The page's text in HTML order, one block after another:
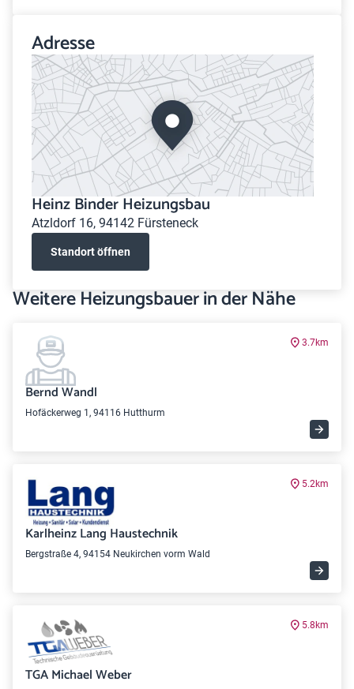
Adresse
Heinz Binder Heizungsbau
Atzldorf 16, 94142 Fürsteneck
Standort öffnen
Weitere Heizungsbauer in der Nähe
3.7km
Bernd Wandl
Hofäckerweg 1, 94116 Hutthurm
5.2km
Karlheinz Lang Haustechnik
Bergstraße 4, 94154 Neukirchen vorm Wald
5.8km
TGA Michael Weber